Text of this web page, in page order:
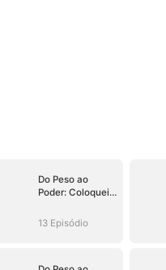
Do Peso ao
Poder: Coloquei
Trono
13 Episódio